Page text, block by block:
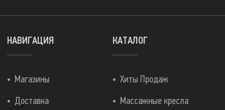
КАТАЛОГ
Хиты Продаж
Массажные кресла
НАВИГАЦИЯ
Магазины
Доставка